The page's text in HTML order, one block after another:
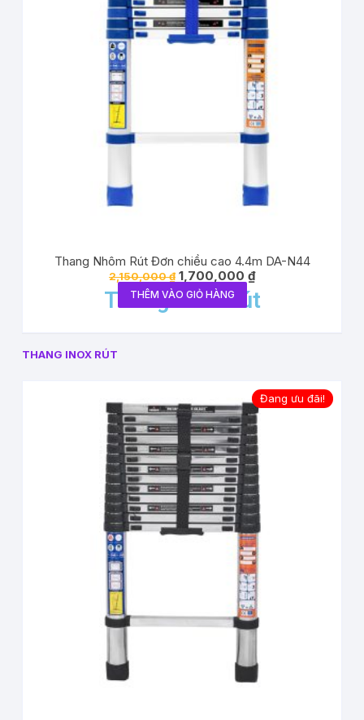
Thang Nhôm Rút Đơn chiều cao 4.4m DA-N44
2,150,000₫ 1,700,000 ₫
THÊM VÀO GIỎ HÀNG
Thang inox Rút
THANG INOX RÚT
Đang ưu đãi!